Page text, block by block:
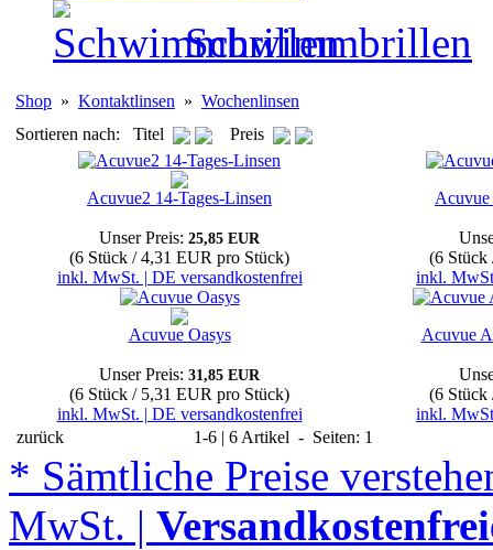
Schwimmbrillen
Shop » Kontaktlinsen » Wochenlinsen
Sortieren nach: Titel
Preis
Acuvue2 14-Tages-Linsen
Unser Preis: 25,85 EUR
(6 Stück / 4,31 EUR pro Stück)
inkl. MwSt. | DE versandkostenfrei
Acuvue
(6 Stück
inkl.
Acuvue Oasys
Unser Preis: 31,85 EUR
(6 Stück / 5,31 EUR pro Stück)
inkl. MwSt. | DE versandkostenfrei
Acuvue
(6 Stück
inkl.
zurück
1-6 | 6 Artikel - Seiten: 1
* Sämtliche Preise
MwSt. |